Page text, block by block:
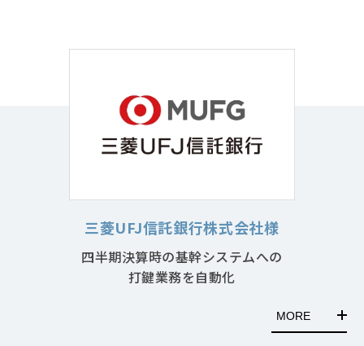
三菱UFJ信託銀行株式会社様
四半期決算時の基幹システムへの
打鍵業務を自動化
MORE